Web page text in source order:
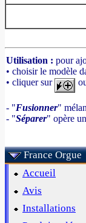
Utilisation : pour
• choisir le modèle
• cliquer sur
- "Fusionner"
- "Séparer" opère
France Orgue
Accueil
Avis
Installations